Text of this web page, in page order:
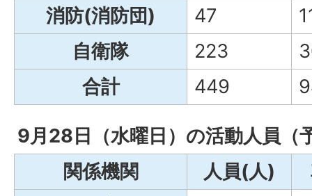
消防(消防団)
47
自衛隊
223
合計
449
9月28日（水曜日）の活動人員（
関係機関
人員(人)